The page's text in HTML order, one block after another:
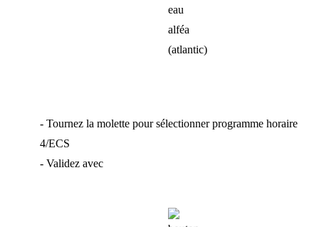
- Tournez la molette pour sélectionner programme horaire
4/ECS
- Validez avec